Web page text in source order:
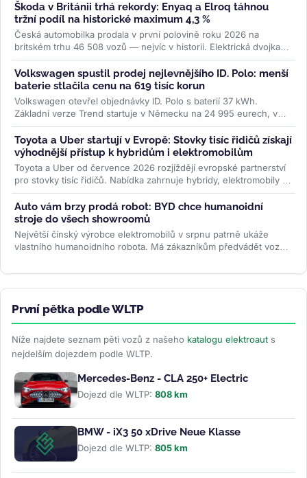
Škoda v Británii trhá rekordy: Enyaq a Elroq táhnou
tržní podíl na historické maximum 4,3 %
Česká automobilka prodala v první polovině roku 2026 na
britském trhu 46 508 vozů — nejvíc v historii. Elektrická dvojka
Enyaq a Elroq...>>
Volkswagen spustil prodej nejlevnějšího ID. Polo: menší
baterie stlačila cenu na 619 tisíc korun
Volkswagen otevřel objednávky ID. Polo s baterií 37 kWh.
Základní verze Trend startuje v Německu na 24 995 eurech, v
Česku na 619 000 Kč....>>
Toyota a Uber startují v Evropě: Stovky tisíc řidičů získají
výhodnější přístup k hybridům i elektromobilům
Toyota a Uber od července 2026 rozjíždějí evropské partnerství
pro stovky tisíc řidičů. Nabídka zahrnuje hybridy, elektromobily i
ojetiny...>>
Auto vám brzy prodá robot: BYD chce humanoidní
stroje do všech showroomů
Největší čínský výrobce elektromobilů v srpnu patrně ukáže
vlastního humanoidního robota. Má zákazníkům předvádět vozy,
První pětka podle WLTP
Níže najdete seznam pěti vozů z našeho katalogu elektroaut s
nejdelším dojezdem podle WLTP.
Mercedes-Benz - CLA 250+ Electric
Dojezd dle WLTP: 808 km
BMW - iX3 50 xDrive Neue Klasse
Dojezd dle WLTP: 805 km